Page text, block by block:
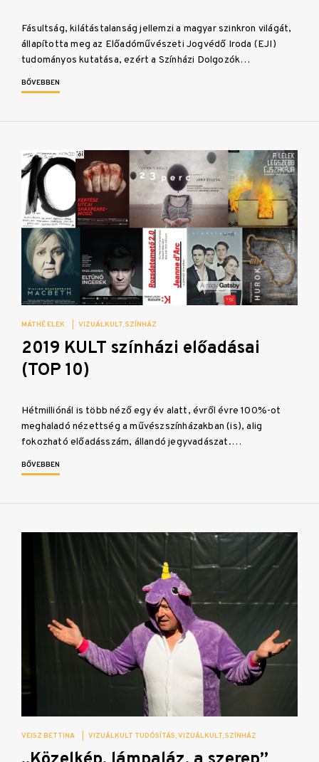
Fásultság, kilátástalanság jellemzi a magyar szinkron világát,
állapította meg az Előadóművészeti Jogvédő Iroda (EJI)
tudományos kutatása, ezért a Színházi Dolgozók…
BŐVEBBEN
MÁTHÉ ELEK VIZUÁLKULT SZÍNHÁZ
2019 KULT színházi előadásai
(TOP 10)
Hétmilliónál is több néző egy év alatt, évről évre 100%-ot
meghaladó nézettség a művészszínházakban (is), alig
fokozható előadásszám, állandó jegyvadászat.…
BŐVEBBEN
VEISZ BETTINA VIZUÁLKULT TUDÓSÍTÁS VIZUÁLKULT SZÍNHÁZ